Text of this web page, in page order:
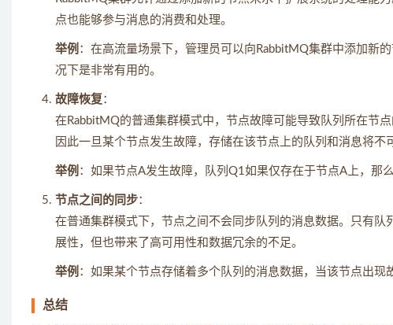
点也能够参与消息的消费和处理。
举例 ：在高流量场景下，管理员可以向RabbitMQ集群中添加新
况下是非常有用的。
故障恢复 ：
在RabbitMQ的普通集群模式中，节点故障可能导致队列所在节
因此一旦某个节点发生故障，存储在该节点上的队列和消息将不
举例 ：如果节点A发生故障，队列Q1如果仅存在于节点A上，那
节点之间的同步：
在普通集群模式下，节点之间不会同步队列的消息数据。只有
展性，但也带来了高可用性和数据冗余的不足。
举例 ：如果某个节点存储着多个队列的消息数据，当该节点出现
总结